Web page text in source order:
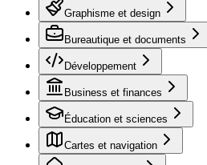
Graphisme et design
Bureautique et documents
Développement
Business et finances
Éducation et sciences
Cartes et navigation